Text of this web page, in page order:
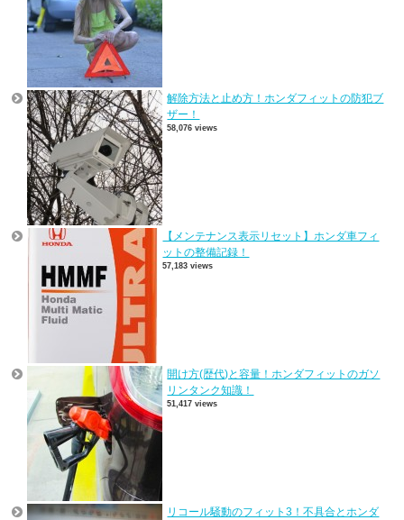
解除方法と止め方！ホンダフィットの防犯ブ
ザー！
58,076 views
【メンテナンス表示リセット】ホンダ車フィ
ットの整備記録！
57,183 views
開け方(歴代)と容量！ホンダフィットのガソ
リンタンク知識！
51,417 views
リコール騒動のフィット3！不具合とホンダ